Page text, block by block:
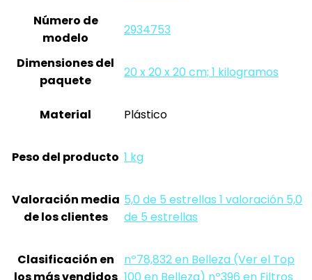
Número de
modelo
‎2934753
Dimensiones del
paquete
‎20 x 20 x 20 cm; 1 kilogramos
Material ‎Plástico
Peso del producto ‎1 kg
Valoración media
de los clientes
5,0 de 5 estrellas 1 valoración 5,0
de 5 estrellas
Clasificación en
nº78,832 en Belleza (Ver el Top